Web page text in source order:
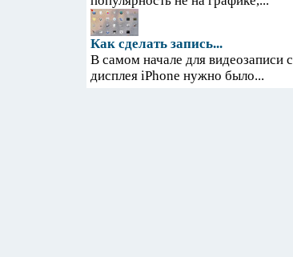
Как сделать запись...
В самом начале для видеозаписи с
дисплея iPhone нужно было...